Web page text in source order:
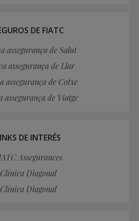
DE FIATC
assegurança de Salut
assegurança de Llar
assegurança de Cotxe
assegurança de Viatge
DE INTERÉS
Assegurances
Clínica Diagonal
Clínica Diagonal